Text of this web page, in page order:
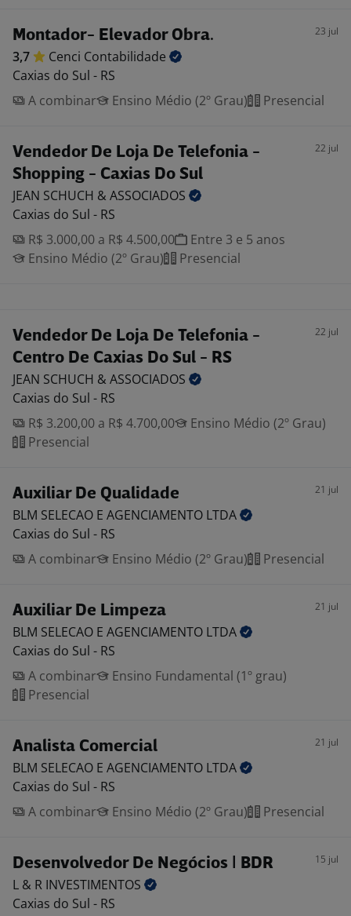
Montador- Elevador Obra. 23 jul
3,7 Cenci Contabilidade
Caxias do Sul - RS
A combinar
Ensino Médio (2º Grau) Presencial
Vendedor De Loja De Telefonia -
Shopping - Caxias Do Sul
22 jul
JEAN SCHUCH & ASSOCIADOS
Caxias do Sul - RS
R$ 3.000,00 a R$ 4.500,00
Entre 3 e 5 anos
Ensino Médio (2º Grau)
Presencial
Vendedor De Loja De Telefonia -
Centro De Caxias Do Sul - RS
22 jul
JEAN SCHUCH & ASSOCIADOS
Caxias do Sul - RS
R$ 3.200,00 a R$ 4.700,00
Ensino Médio (2º Grau)
Presencial
Auxiliar De Qualidade 21 jul
BLM SELECAO E AGENCIAMENTO LTDA
Caxias do Sul - RS
A combinar
Ensino Médio (2º Grau) Presencial
Auxiliar De Limpeza 21 jul
BLM SELECAO E AGENCIAMENTO LTDA
Caxias do Sul - RS
A combinar
Ensino Fundamental (1º grau)
Presencial
Analista Comercial 21 jul
BLM SELECAO E AGENCIAMENTO LTDA
Caxias do Sul - RS
A combinar
Ensino Médio (2º Grau) Presencial
Desenvolvedor De Negócios | BDR 15 jul
L & R INVESTIMENTOS
Caxias do Sul - RS